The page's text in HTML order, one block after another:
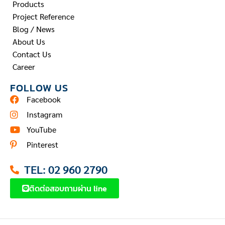
Products
Project Reference
Blog / News
About Us
Contact Us
Career
FOLLOW US
Facebook
Instagram
YouTube
Pinterest
TEL: 02 960 2790
ติดต่อสอบถามผ่าน line